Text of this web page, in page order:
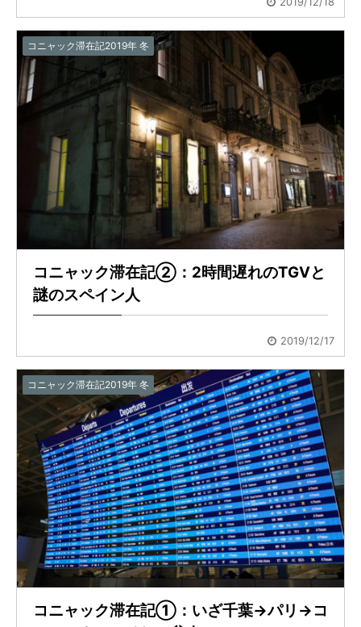
コニャック滞在記2019年 冬
コニャック滞在記②：2時間遅れのTGVと
謎のスペイン人
2019/12/17
コニャック滞在記2019年 冬
コニャック滞在記①：いざ千葉→パリ→コ